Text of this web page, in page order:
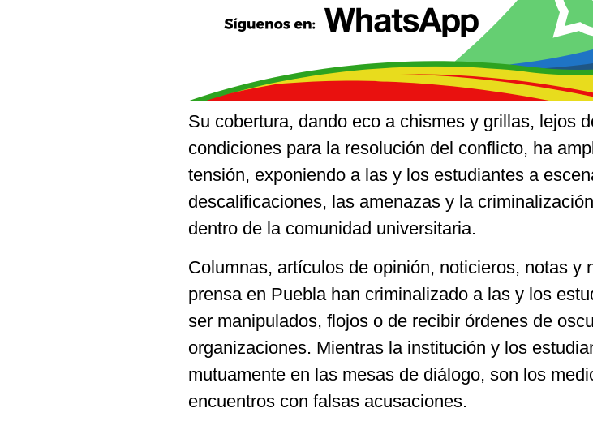
Su cobertura, dando eco a chismes y grillas, lejos
condiciones para la resolución del conflicto, ha
tensión, exponiendo a las y los estudiantes a
descalificaciones, las amenazas y la
dentro de la comunidad universitaria.
Columnas, artículos de opinión, noticieros, notas y
prensa en Puebla han criminalizado a las y los
ser manipulados, flojos o de recibir órdenes de
organizaciones. Mientras la institución y los
mutuamente en las mesas de diálogo, son los
encuentros con falsas acusaciones.